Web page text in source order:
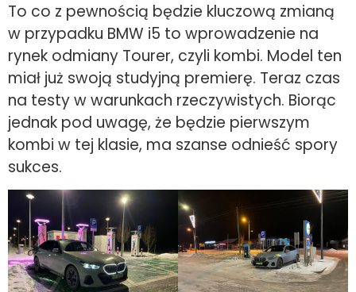
To co z pewnością będzie kluczową zmianą
w przypadku BMW i5 to wprowadzenie na
rynek odmiany Tourer, czyli kombi. Model ten
miał już swoją studyjną premierę. Teraz czas
na testy w warunkach rzeczywistych. Biorąc
jednak pod uwagę, że będzie pierwszym
kombi w tej klasie, ma szanse odnieść spory
sukces.